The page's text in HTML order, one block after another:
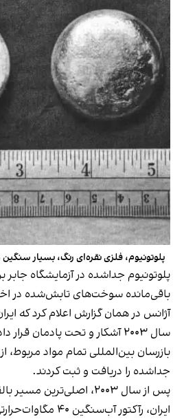
پلوتونیوم، فلزی نقره‌ای رنگ، بسیار
پلوتونیوم جداشده در آزمایشگاه
باقی‌مانده سوخت‌های تابش‌شده در
آژانس در همان گزارش اعلام کرد که
سال ۲۰۰۳ آشکار و تحت پادمان قرار داد.
بازرسان بین‌المللی تمام مواد مربوط،
جداشده را دریافت و ثبت کردند.
پس از سال ۲۰۰۳، اصلی‌ترین
ایران، رآکتور آب‌سنگین ۴۰ مگاوات‌حرارتی (MW_th) اراک بود.